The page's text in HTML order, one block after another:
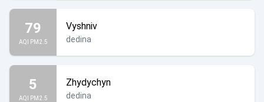
79
AQI PM2.5
Vyshniv
dedina
5
AQI PM2.5
Zhydychyn
dedina